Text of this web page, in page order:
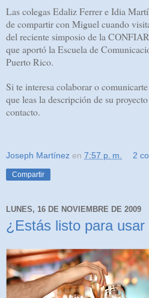
Las colegas Edaliz Ferrer e Idia
de compartir con Miguel cuando
del reciente simposio de la
que aportó la Escuela de
Puerto Rico.
Si te interesa colaborar o
que leas la descripción de su
contacto.
Joseph Martínez en 7:57 p. m. 2
Compartir
LUNES, 16 DE NOVIEMBRE DE 2009
¿Estás listo para